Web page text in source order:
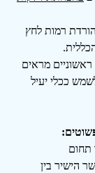
רמות לחץ
מראים
ככלי יעיל
הישיר בין